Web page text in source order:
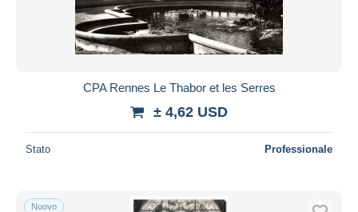
CPA Rennes Le Thabor et les Serres
± 4,62 USD
Stato Professionale
Nuovo